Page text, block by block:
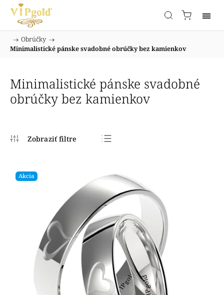
Domov
/ Obrúčky /
Minimalistické pánske svadobné obrúčky bez kamienkov
Minimalistické pánske svadobné
obrúčky bez kamienkov
Najdrahšie
Abecedne
Akcia